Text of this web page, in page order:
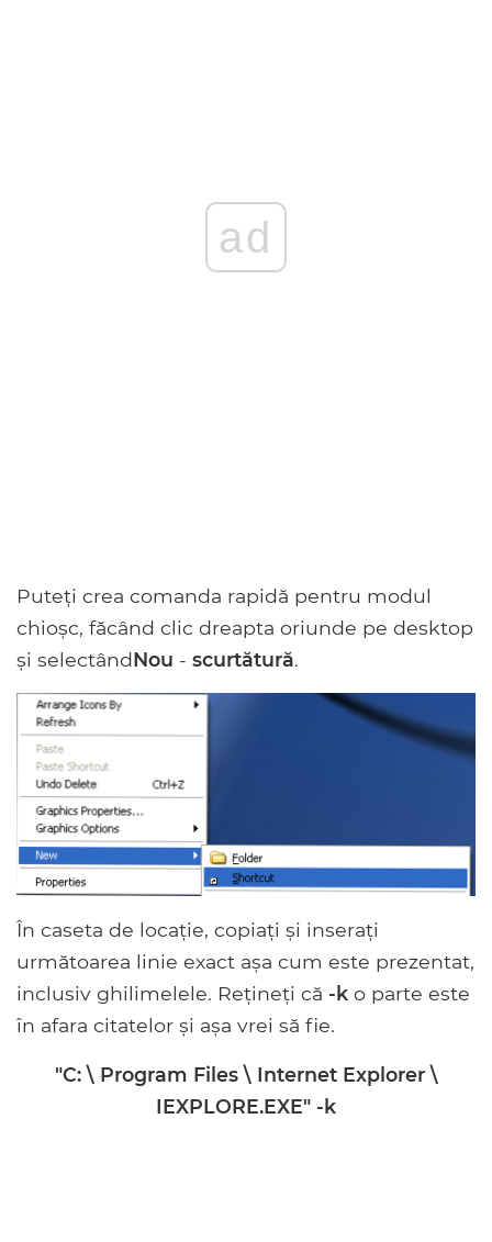
ad
Puteți crea comanda rapidă pentru modul
chioșc, făcând clic dreapta oriunde pe desktop
și selectândNou - scurtătură.
În caseta de locație, copiați și inserați
următoarea linie exact așa cum este prezentat,
inclusiv ghilimelele. Rețineți că -k o parte este
în afara citatelor și așa vrei să fie.
"C: \ Program Files \ Internet Explorer \
IEXPLORE.EXE" -k